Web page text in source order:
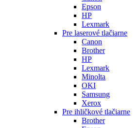
Epson
HP
Lexmark
Pre laserové tlačiarne
Canon
Brother
HP
Lexmark
Minolta
OKI
Samsung
Xerox
Pre ihličkové tlačiarne
Brother